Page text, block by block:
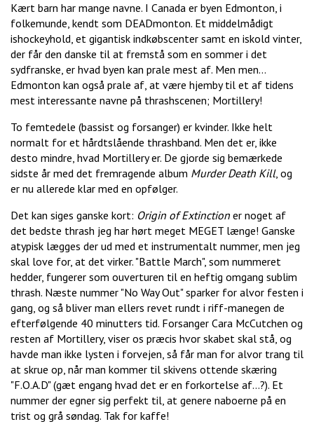
Kært barn har mange navne. I Canada er byen Edmonton, i
folkemunde, kendt som DEADmonton. Et middelmådigt
ishockeyhold, et gigantisk indkøbscenter samt en iskold vinter,
der får den danske til at fremstå som en sommer i det
sydfranske, er hvad byen kan prale mest af. Men men...
Edmonton kan også prale af, at være hjemby til et af tidens
mest interessante navne på thrashscenen; Mortillery!
To femtedele (bassist og forsanger) er kvinder. Ikke helt
normalt for et hårdtslående thrashband. Men det er, ikke
desto mindre, hvad Mortillery er. De gjorde sig bemærkede
sidste år med det fremragende album Murder Death Kill, og
er nu allerede klar med en opfølger.
Det kan siges ganske kort: Origin of Extinction er noget af
det bedste thrash jeg har hørt meget MEGET længe! Ganske
atypisk lægges der ud med et instrumentalt nummer, men jeg
skal love for, at det virker. "Battle March", som nummeret
hedder, fungerer som ouverturen til en heftig omgang sublim
thrash. Næste nummer "No Way Out" sparker for alvor festen i
gang, og så bliver man ellers revet rundt i riff-manegen de
efterfølgende 40 minutters tid. Forsanger Cara McCutchen og
resten af Mortillery, viser os præcis hvor skabet skal stå, og
havde man ikke lysten i forvejen, så får man for alvor trang til
at skrue op, når man kommer til skivens ottende skæring
"F.O.A.D" (gæt engang hvad det er en forkortelse af...?). Et
nummer der egner sig perfekt til, at genere naboerne på en
trist og grå søndag. Tak for kaffe!